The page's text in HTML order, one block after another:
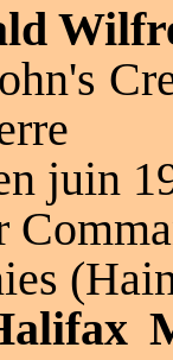
juin